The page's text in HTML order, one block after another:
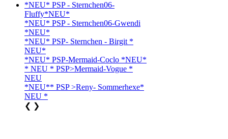
*NEU* PSP - Sternchen06-
Fluffy*NEU*
*NEU* PSP - Sternchen06-Gwendi
*NEU*
*NEU* PSP- Sternchen - Birgit *
NEU*
*NEU* PSP-Mermaid-Coclo *NEU*
* NEU * PSP>Mermaid-Vogue *
NEU
*NEU** PSP >Reny- Sommerhexe*
NEU *
❮ ❯